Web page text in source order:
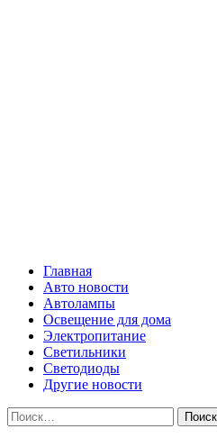
Главная
Авто новости
Автолампы
Освещение для дома
Электропитание
Светильники
Светодиоды
Другие новости
Найти: